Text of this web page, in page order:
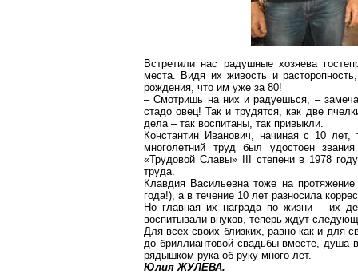
Встретили нас радушные хозяева
места. Видя их живость и
рождения, что им уже за 80!
– Смотришь на них и радуешься, –
стадо овец! Так и трудятся, как две
дела – так воспитаны, так привыкли.
Константин Иванович, начиная с 10
многолетний труд был удостоен
«Трудовой Славы» III степени в 1978
труда.
Клавдия Васильевна тоже на
года!), а в течение 10 лет разносила
Но главная их награда по жизни – их
воспитывали внуков, теперь ждут
Для всех своих близких, равно как и для
до бриллиантовой свадьбы вместе, душа
рядышком рука об руку много лет.
Юлия ЖУЛЕВА.